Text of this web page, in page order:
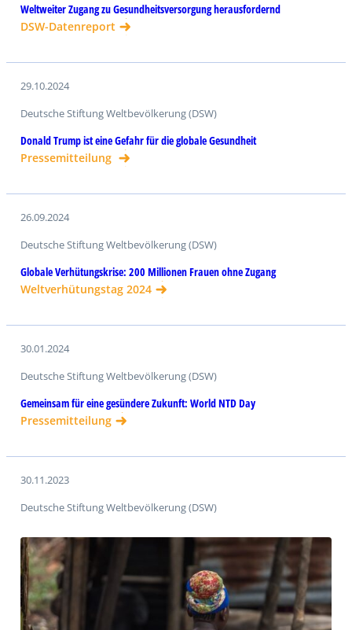
Weltweiter Zugang zu Gesundheitsversorgung herausfordernd
DSW-Datenreport
29.10.2024
Deutsche Stiftung Weltbevölkerung (DSW)
Donald Trump ist eine Gefahr für die globale Gesundheit
Pressemitteilung
26.09.2024
Deutsche Stiftung Weltbevölkerung (DSW)
Globale Verhütungskrise: 200 Millionen Frauen ohne Zugang
Weltverhütungstag 2024
30.01.2024
Deutsche Stiftung Weltbevölkerung (DSW)
Gemeinsam für eine gesündere Zukunft: World NTD Day
Pressemitteilung
30.11.2023
Deutsche Stiftung Weltbevölkerung (DSW)